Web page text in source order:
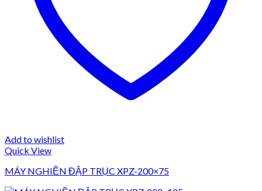
Add to wishlist
Quick View
MÁY NGHIỀN ĐẬP TRỤC XPZ-200×75